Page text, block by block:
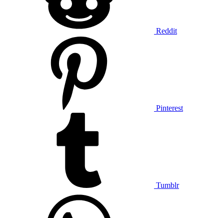
Reddit
Pinterest
Tumblr